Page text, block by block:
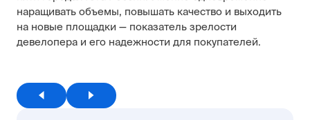
наращивать объемы, повышать качество и выходить
на новые площадки — показатель зрелости
девелопера и его надежности для покупателей.